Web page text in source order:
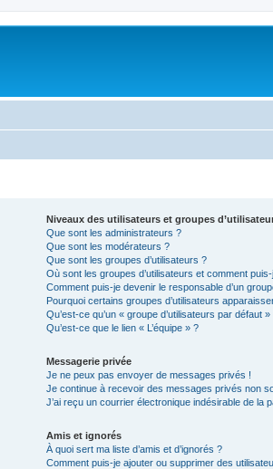
Niveaux des utilisateurs et groupes
Que sont les administrateurs ?
Que sont les modérateurs ?
Que sont les groupes d’utilisateurs ?
Où sont les groupes d’utilisateurs et comment
Comment puis-je devenir le responsable d’un
Pourquoi certains groupes d’utilisateurs
Qu’est-ce qu’un « groupe d’utilisateurs par défaut »
Qu’est-ce que le lien « L’équipe » ?
Messagerie privée
Je ne peux pas envoyer de messages privés !
Je continue à recevoir des messages privés non
J’ai reçu un courrier électronique indésirable de la
Amis et ignorés
À quoi sert ma liste d’amis et d’ignorés ?
Comment puis-je ajouter ou supprimer des